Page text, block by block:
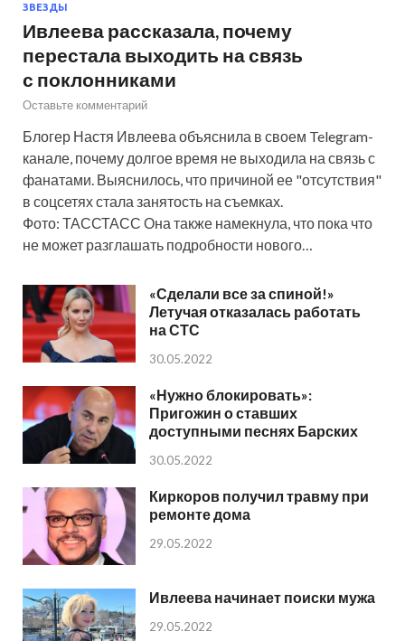
ЗВЕЗДЫ
Ивлеева рассказала, почему
перестала выходить на связь
с поклонниками
Оставьте комментарий
Блогер Настя Ивлеева объяснила в своем Telegram-
канале, почему долгое время не выходила на связь с
фанатами. Выяснилось, что причиной ее "отсутствия"
в соцсетях стала занятость на съемках.
Фото: ТАССТАСС Она также намекнула, что пока что
не может разглашать подробности нового…
«Сделали все за спиной!»
Летучая отказалась работать
на СТС
30.05.2022
«Нужно блокировать»:
Пригожин о ставших
доступными песнях Барских
30.05.2022
Киркоров получил травму при
ремонте дома
29.05.2022
Ивлеева начинает поиски мужа
29.05.2022